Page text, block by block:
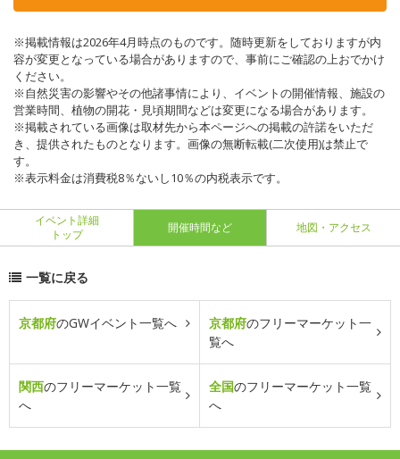
※掲載情報は2026年4月時点のものです。随時更新をしておりますが内
容が変更となっている場合がありますので、事前にご確認の上おでかけ
ください。
※自然災害の影響やその他諸事情により、イベントの開催情報、施設の
営業時間、植物の開花・見頃期間などは変更になる場合があります。
※掲載されている画像は取材先から本ページへの掲載の許諾をいただ
き、提供されたものとなります。画像の無断転載(二次使用)は禁止で
す。
※表示料金は消費税8％ないし10％の内税表示です。
イベント詳細
トップ
開催時間など 地図・アクセス
一覧に戻る
京都府のGWイベント一覧へ 京都府のフリーマーケット一
覧へ
関西のフリーマーケット一覧
へ
全国のフリーマーケット一覧
へ